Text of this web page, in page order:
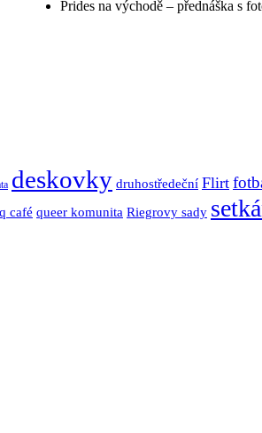
Prides na východě – přednáška s
deskovky druhostředeční Flirt
q café queer komunita Riegrovy sady